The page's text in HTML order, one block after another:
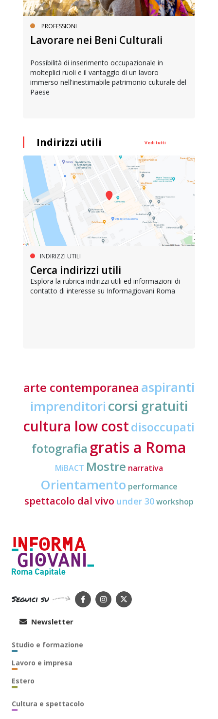
PROFESSIONI
Lavorare nei Beni Culturali
Possibilità di inserimento occupazionale in
molteplici ruoli e il vantaggio di un lavoro
immerso nell'inestimabile patrimonio culturale del
Paese
Indirizzi utili Vedi tutti
INDIRIZZI UTILI
Cerca indirizzi utili
Esplora la rubrica indirizzi utili ed informazioni di
contatto di interesse su Informagiovani Roma
arte contemporanea aspiranti
imprenditori corsi gratuiti
cultura low costdisoccupati
fotografia gratis a Roma
MiBACT Mostre narrativa
Orientamento performance
spettacolo dal vivo under 30workshop
Seguici su
Newsletter
Studio e formazione
Lavoro e impresa
Estero
Cultura e spettacolo